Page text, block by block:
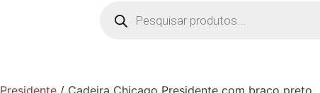
Presidente / Cadeira Chicago Presidente com braco preto